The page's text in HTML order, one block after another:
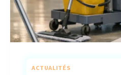
ACTUALITÉS